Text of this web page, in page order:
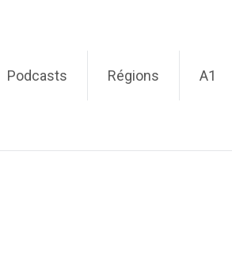
Podcasts Régions A1